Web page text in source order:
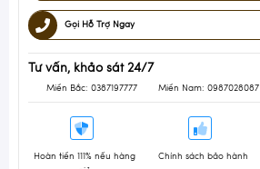
Gọi Hỗ Trợ Ngay
Tư vấn, khảo sát 24/7
Miền Bắc: 0387197777 Miền Nam: 0987028087
Hoàn tiền 111% nếu hàng
Chính sách bảo hành